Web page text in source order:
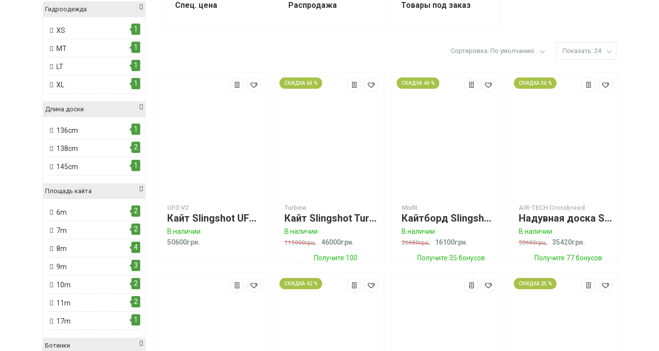
Гидроодежда
XS 1
MT 1
LT 1
XL 1
Длина доски
136cm 1
138cm 2
145cm 1
Площадь кайта
6m 2
7m 2
8m 4
9m 3
10m 2
11m 2
17m 1
Ботинки
Спец. цена Распродажа Товары под заказ
Сортировка: По умолчанию Показать: 24
UFO V2
Кайт Slingshot UFO V2 Green Акция -25%
В наличии
50600грн.
СКИДКА 60 %
Turbine
Кайт Slingshot Turbine Light Wind
В наличии
115000грн. 46000грн.
Получите 100
СКИДКА 40 %
Misfit
Кайтборд Slingshot Misfit 2016
В наличии
26680грн. 16100грн.
Получите 35 бонусов
СКИДКА 30 %
AIR-TECH Crossbreed
Надувная доска SUP Slingshot Crossbreed 11‘ Airtech Package w/ SUP WINDer - Blue
В наличии
50600грн. 35420грн.
Получите 77 бонусов
СКИДКА 42 % СКИДКА 25 %